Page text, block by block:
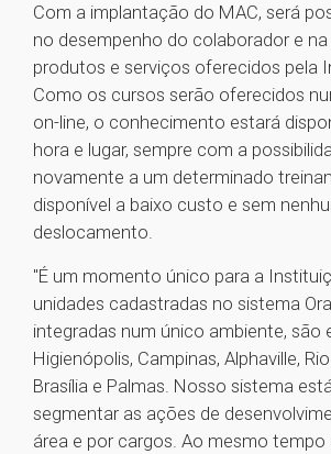
Com a implantação do MAC, será
no desempenho do colaborador e
produtos e serviços oferecidos pela
Como os cursos serão oferecidos
on-line, o conhecimento estará
hora e lugar, sempre com a
novamente a um determinado
disponível a baixo custo e sem
deslocamento.
"É um momento único para a
unidades cadastradas no sistema
integradas num único ambiente, são
Higienópolis, Campinas, Alphaville,
Brasília e Palmas. Nosso sistema
segmentar as ações de
área e por cargos. Ao mesmo tempo